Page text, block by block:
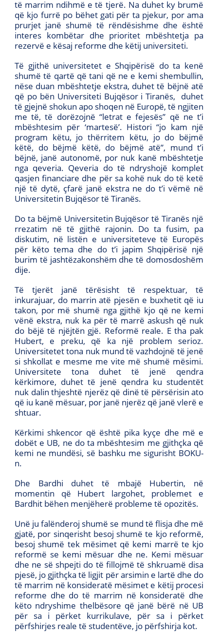
të marrim ndihmë e të tjerë. Na duhet ky brumë
që kjo furrë po bëhet gati për ta pjekur, por ama
prurjet janë shumë të rëndësishme dhe është
interes kombëtar dhe prioritet mbështetja pa
rezervë e kësaj reforme dhe këtij universiteti.
Të gjithë universitetet e Shqipërisë do ta kenë
shumë të qartë që tani që ne e kemi shembullin,
nëse duan mbështetje ekstra, duhet të bëjnë atë
që po bën Universiteti Bujqësor i Tiranës, duhet
të gjejnë shokun apo shoqen në Europë, të ngjiten
me të, të dorëzojnë “letrat e fejesës” që ne t’i
mbështesim për ‘martesë’. Histori “jo kam një
program këtu, jo thërritem këtu, jo do bëjmë
këtë, do bëjmë këtë, do bëjmë atë”, mund t’i
bëjnë, janë autonomë, por nuk kanë mbështetje
nga qeveria. Qeveria do të ndryshojë komplet
qasjen financiare dhe për sa kohë nuk do të ketë
një të dytë, çfarë janë ekstra ne do t’i vëmë në
Universitetin Bujqësor të Tiranës.
Do ta bëjmë Universitetin Bujqësor të Tiranës një
rrezatim në të gjithë rajonin. Do ta fusim, pa
diskutim, në listën e universiteteve të Europës
për këto tema dhe do t’i japim Shqipërisë një
burim të jashtëzakonshëm dhe të domosdoshëm
dije.
Të tjerët janë tërësisht të respektuar, të
inkurajuar, do marrin atë pjesën e buxhetit që iu
takon, por më shumë nga gjithë kjo që ne kemi
vënë ekstra, nuk ka për të marrë askush që nuk
do bëjë të njëjtën gjë. Reformë reale. E tha pak
Hubert, e preku, që ka një problem serioz.
Universitetet tona nuk mund të vazhdojnë të jenë
si shkollat e mesme me vite më shumë mësimi.
Universitete tona duhet të jenë qendra
kërkimore, duhet të jenë qendra ku studentët
nuk dalin thjeshtë njerëz që dinë të përsërisin ato
që iu kanë mësuar, por janë njerëz që janë vlerë e
shtuar.
Kërkimi shkencor që është pika kyçe dhe më e
dobët e UB, ne do ta mbështesim me gjithçka që
kemi ne mundësi, së bashku me sigurisht BOKU-
n.
Dhe Bardhi duhet të mbajë Hubertin, në
momentin që Hubert largohet, problemet e
Bardhit bëhen menjëherë probleme të opozitës.
Unë ju falënderoj shumë se mund të flisja dhe më
gjatë, por sinqerisht besoj shumë te kjo reformë,
besoj shumë tek mësimet që kemi marrë te kjo
reformë se kemi mësuar dhe ne. Kemi mësuar
dhe ne së shpejti do të fillojmë të shkruamë disa
pjesë, jo gjithçka të ligjit për arsimin e lartë dhe do
të marrim në konsideratë mësimet e këtij procesi
reforme dhe do të marrim në konsideratë dhe
këto ndryshime thelbësore që janë bërë në UB
për sa i përket kurrikulave, për sa i përket
përfshirjes reale të studentëve, jo përfshirja kot.